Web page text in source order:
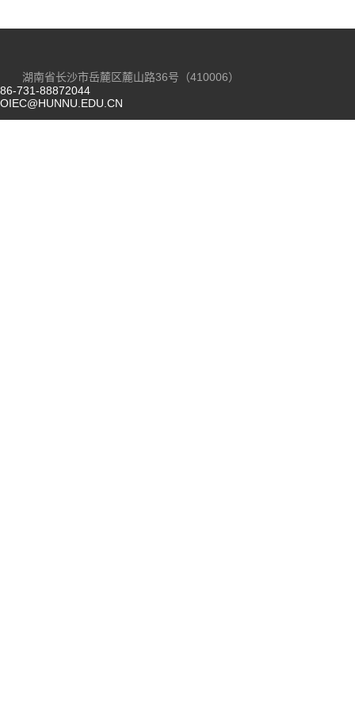
湖南省长沙市岳麓区麓山路36号（410006）
86-731-88872044
OIEC@HUNNU.EDU.CN